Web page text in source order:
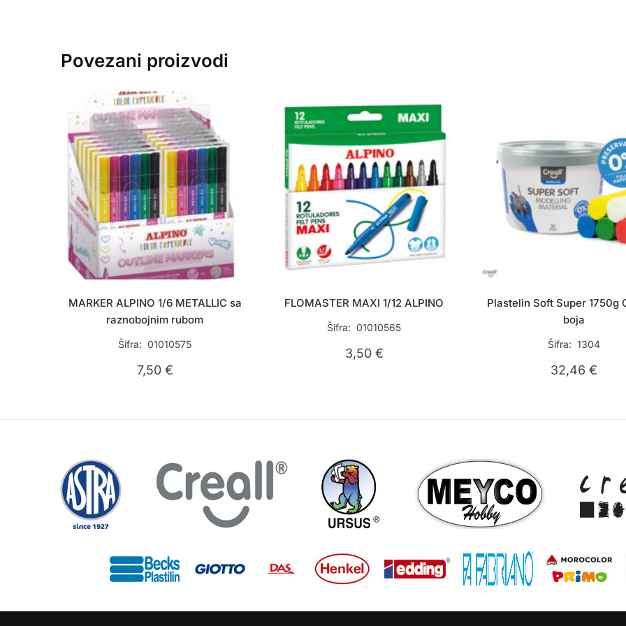
Povezani proizvodi
MARKER ALPINO 1/6 METALLIC sa
raznobojnim rubom
Šifra: 01010575
7,50 €
FLOMASTER MAXI 1/12 ALPINO
Šifra: 01010565
3,50 €
Plastelin Soft Super 1750g
boja
Šifra: 1304
32,46 €